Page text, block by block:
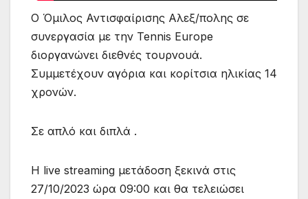
Ο Όμιλος Αντισφαίρισης Αλεξ/πολης σε
συνεργασία με την Tennis Europe
διοργανώνει διεθνές τουρνουά.
Συμμετέχουν αγόρια και κορίτσια ηλικίας 14
χρονών.
Σε απλό και διπλά .
Η live streaming μετάδοση ξεκινά στις
27/10/2023 ώρα 09:00 και θα τελειώσει